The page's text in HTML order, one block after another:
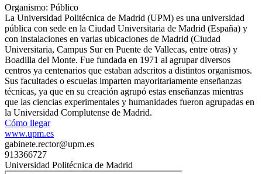
Organismo: Público
La Universidad Politécnica de Madrid (UPM) es una universidad
pública con sede en la Ciudad Universitaria de Madrid (España) y
con instalaciones en varias ubicaciones de Madrid (Ciudad
Universitaria, Campus Sur en Puente de Vallecas, entre otras) y
Boadilla del Monte. Fue fundada en 1971​ al agrupar diversos
centros ya centenarios que estaban adscritos a distintos organismos.
Sus facultades o escuelas imparten mayoritariamente enseñanzas
técnicas, ya que en su creación agrupó estas enseñanzas mientras
que las ciencias experimentales y humanidades fueron agrupadas en
la Universidad Complutense de Madrid.
Cómo llegar
www.upm.es
gabinete.rector@upm.es
913366727
Universidad Politécnica de Madrid